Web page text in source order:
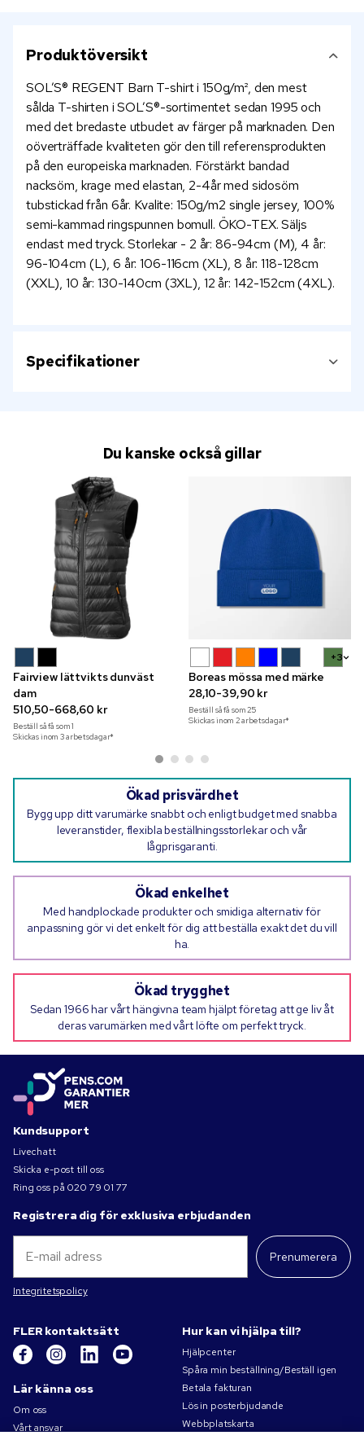
Produktöversikt
SOL’S® REGENT Barn T-shirt i 150g/m², den mest
sålda T-shirten i SOL’S®-sortimentet sedan 1995 och
med det bredaste utbudet av färger på marknaden. Den
oöverträffade kvaliteten gör den till referensprodukten
på den europeiska marknaden. Förstärkt bandad
nacksöm, krage med elastan, 2-4år med sidosöm
tubstickad från 6år. Kvalite: 150g/m2 single jersey, 100%
semi-kammad ringspunnen bomull. ÖKO-TEX. Säljs
endast med tryck. Storlekar - 2 år: 86-94cm (M), 4 år:
96-104cm (L), 6 år: 106-116cm (XL), 8 år: 118-128cm
(XXL), 10 år: 130-140cm (3XL), 12 år: 142-152cm (4XL).
Specifikationer
Du kanske också gillar
Fairview lättvikts dunväst
dam
510,50-668,60 kr
Beställ så få som1
Skickas inom 3 arbetsdagar*
+3
Boreas mössa med märke
28,10-39,90 kr
Beställ så få som25
Skickas inom 2 arbetsdagar*
Ökad prisvärdhet
Bygg upp ditt varumärke snabbt och enligt budget med snabba
leveranstider, flexibla beställningsstorlekar och vår
lågprisgaranti.
Ökad enkelhet
Med handplockade produkter och smidiga alternativ för
anpassning gör vi det enkelt för dig att beställa exakt det du vill
ha.
Ökad trygghet
Sedan 1966 har vårt hängivna team hjälpt företag att ge liv åt
deras varumärken med vårt löfte om perfekt tryck.
Kundsupport
Livechatt
Skicka e-post till oss
Ring oss på 020 79 01 77
Registrera dig för exklusiva erbjudanden
Prenumerera
Integritetspolicy
FLER kontaktsätt
Lär känna oss
Om oss
Vårt ansvar
Hur kan vi hjälpa till?
Hjälpcenter
Spåra min beställning/Beställ igen
Betala fakturan
Lös in posterbjudande
Webbplatskarta